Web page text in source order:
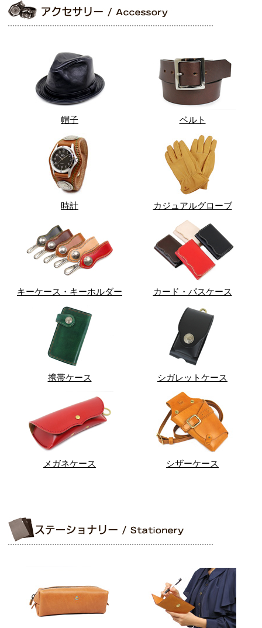
帽子 ベルト
時計 カジュアルグローブ
キーケース・キーホルダー カード・パスケース
携帯ケース シガレットケース
メガネケース シザーケース